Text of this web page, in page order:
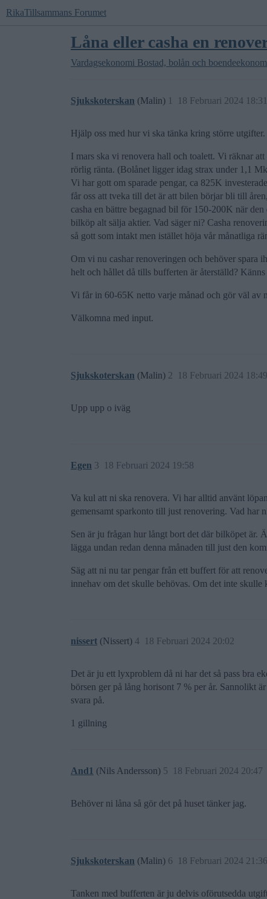
RikaTillsammans Forumet
Låna eller casha en
Vardagsekonomi Bostad, bolån och
Sjukskoterskan (Malin) 18 Februari 2024 18:31
1
Hjälp oss med hur vi ska tänka kring större utgifter.
I mars ska vi renovera hall och toalett. Vi räknar
rörlig ränta. (Bolånet ligger idag strax under 1,1
Vi har gott om sparade pengar, ca 825K
får oss att tveka till det är att bilen börjar bli till
casha en bättre begagnad bil för 150-200K när
bilköp alt sälja aktier. Vad säger ni? Casha
så gott som intakt men istället höja vår månatliga
Om vi nu cashar renoveringen och behöver spara
helt och hållet då tills bufferten är återställd?
Vi får in 60-65K netto varje månad och gör väl av
Välkomna med input.
Sjukskoterskan (Malin) 18 Februari 2024 18:49
2
Upp upp o iväg
Egen 18 Februari 2024 19:58
3
Va kul att ni ska renovera. Vi har alltid använt
gemensamt sparkonto till just renovering. Vad har
Sen är ju frågan hur långt bort det där bilköpet är.
lägga undan redan denna månaden till just den
Säg att ni nu tar pengar från ett buffert för att
innehav om det skulle behövas. Om det inte skulle
nissert (Nissert) 18 Februari 2024 20:02
4
Det är ju ett lyxproblem då ni har det så pass bra
börsen ger på lång horisont 7 % per år. Sannolikt
svara på.
1 gillning
And1 (Nils Andersson) 18 Februari 2024 20:47
5
Behöver ni låna så gör det på huset tänker jag.
Sjukskoterskan (Malin) 18 Februari 2024 21:36
6
Tanken med bufferten är ju delvis oförutsedda